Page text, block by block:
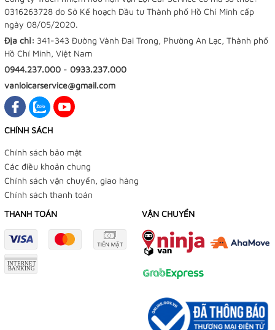
0316263728 do Sở Kế hoạch Đầu tư Thành phố Hồ Chí Minh cấp
ngày 08/05/2020.
Địa chỉ: 341-343 Đường Vành Đai Trong, Phường An Lạc, Thành phố
Hồ Chí Minh, Việt Nam
0944.237.000 - 0933.237.000
vanloicarservice@gmail.com
CHÍNH SÁCH
Chính sách bảo mật
Các điều khoản chung
Chính sách vận chuyển, giao hàng
Chính sách thanh toán
THANH TOÁN
VẬN CHUYỂN